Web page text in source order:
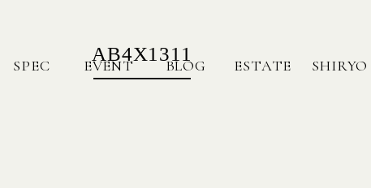
SPEC EVENT BLOG ESTATE SHIRYO
AB4X1311